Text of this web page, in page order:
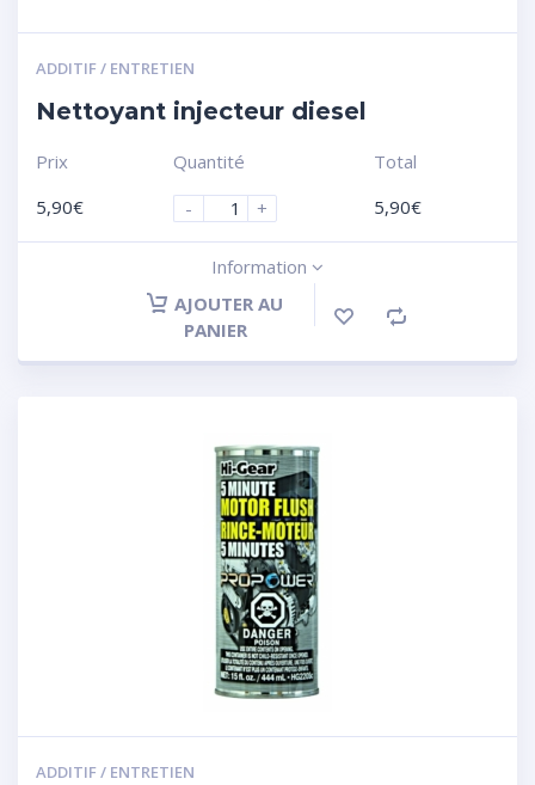
ADDITIF / ENTRETIEN
Nettoyant injecteur diesel
Prix
5,90€
Quantité
-
+
Total
5,90€
Information
AJOUTER AU
PANIER
ADDITIF / ENTRETIEN